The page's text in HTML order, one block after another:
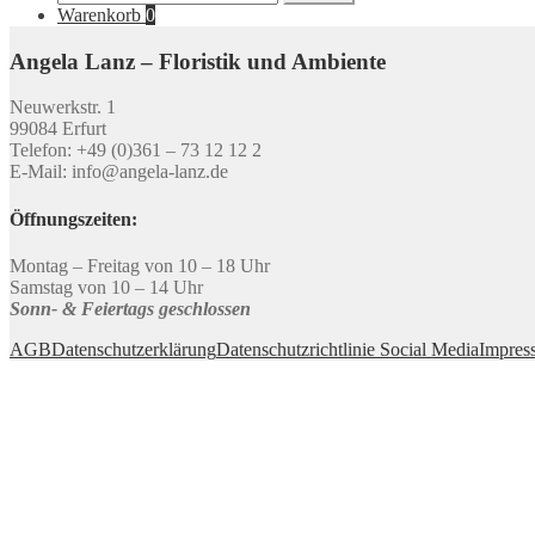
nach:
Warenkorb 0
Angela Lanz – Floristik und Ambiente
Neuwerkstr. 1
99084 Erfurt
Telefon: +49 (0)361 – 73 12 12 2
E-Mail: info@angela-lanz.de
Öffnungszeiten:
Montag – Freitag von 10 – 18 Uhr
Samstag von 10 – 14 Uhr
Sonn- & Feiertags geschlossen
AGBDatenschutzerklärungDatenschutzrichtlinie Social Media